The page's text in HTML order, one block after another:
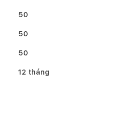
50
50
50
12 tháng